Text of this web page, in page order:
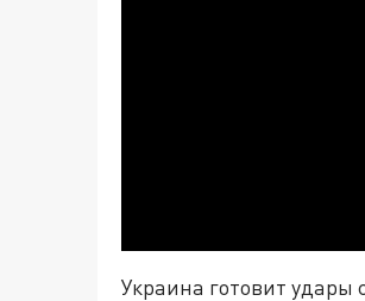
Украина готовит удары